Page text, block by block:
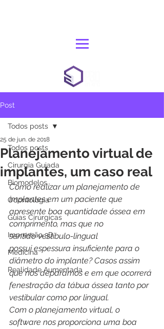
Post
Todos posts
Cirurgia Guiada
Biomodelos
Odontologia
Guias Cirúrgicas
Impressão 3D
Medicina
Realidade Aumentada
Todos posts
Planejamento virtual de
implantes, um caso real
25 de jun. de 2018
Como realizar um planejamento de
implantes em um paciente que
apresente boa quantidade óssea em
comprimento, mas que no
sentido vestibulo-lingual
possui espessura insuficiente para o
diâmetro do implante? Casos assim
que nos deparamos e em que ocorrerá
fenestração da tábua óssea tanto por
vestibular como por lingual.
Com o planejamento virtual, o
software nos proporciona uma boa